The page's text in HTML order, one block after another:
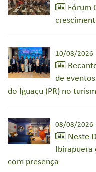
Fórum
10/08/2026
de
do Iguaçu (PR) no
08/08/2026
Neste
Ibirapuera
com presença